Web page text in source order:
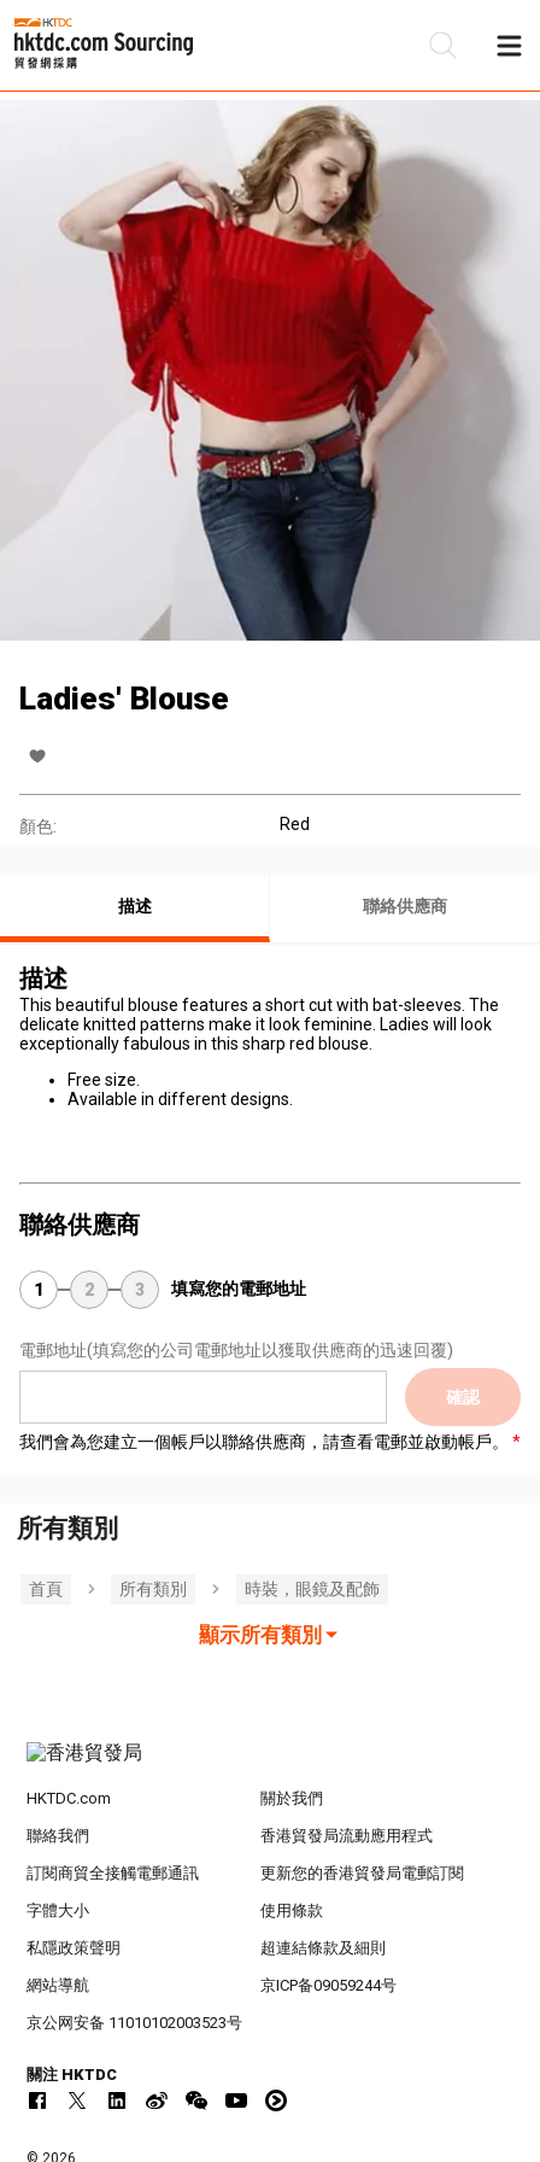
Ladies' Blouse
顏色: Red
描述 聯絡供應商
描述
This beautiful blouse features a short cut with bat-sleeves. The
delicate knitted patterns make it look feminine. Ladies will look
exceptionally fabulous in this sharp red blouse.
Free size.
Available in different designs.
聯絡供應商
1 2 3 填寫您的電郵地址
電郵地址(填寫您的公司電郵地址以獲取供應商的迅速回覆)
確認
我們會為您建立一個帳戶以聯絡供應商，請查看電郵並啟動帳戶。
所有類別
首頁 所有類別 時裝，眼鏡及配飾
顯示所有類別
HKTDC.com 關於我們
聯絡我們 香港貿發局流動應用程式
訂閱商貿全接觸電郵通訊 更新您的香港貿發局電郵訂閱
字體大小 使用條款
私隱政策聲明 超連結條款及細則
網站導航 京ICP备09059244号
京公网安备 11010102003523号
關注 HKTDC